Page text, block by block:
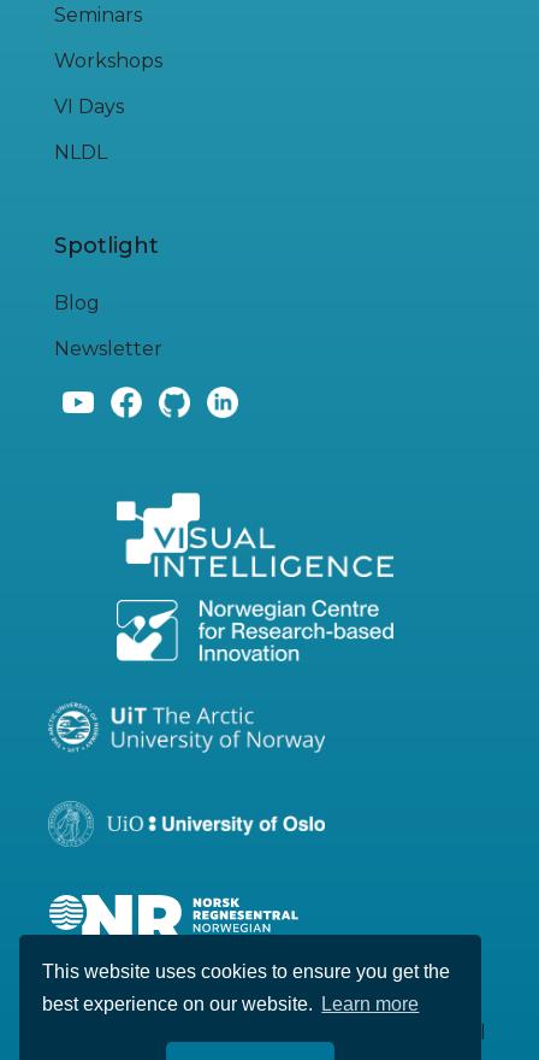
This website uses cookies to ensure you get the
best experience on our website.
Learn more
Seminars
Workshops
VI Days
NLDL
Spotlight
Blog
Newsletter